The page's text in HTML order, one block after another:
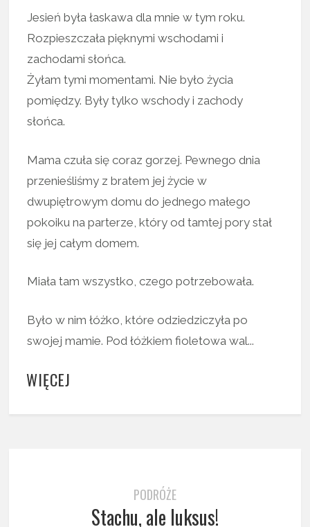
Jesień była łaskawa dla mnie w tym roku.
Rozpieszczała pięknymi wschodami i
zachodami słońca.
Żyłam tymi momentami. Nie było życia
pomiędzy. Były tylko wschody i zachody
słońca.
Mama czuła się coraz gorzej. Pewnego dnia
przenieśliśmy z bratem jej życie w
dwupiętrowym domu do jednego małego
pokoiku na parterze, który od tamtej pory stał
się jej całym domem.
Miała tam wszystko, czego potrzebowała.
Było w nim łóżko, które odziedziczyła po
swojej mamie. Pod łóżkiem fioletowa wal...
WIĘCEJ
PODRÓŻE
Stachu, ale luksus!